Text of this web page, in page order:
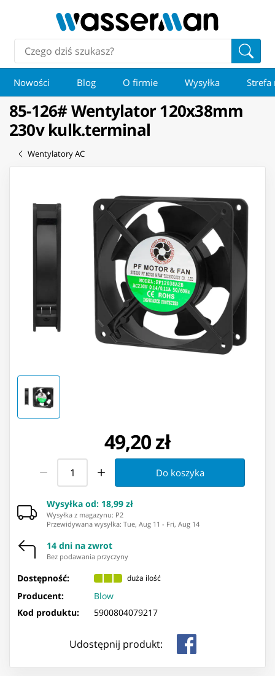
Nowości Blog O firmie Wysyłka Strefa
85-126# Wentylator 120x38mm
230v kulk.terminal
Wentylatory AC
49,20 zł
Do koszyka
Wysyłka od: 18,99 zł
Wysyłka z magazynu: ⁨P2⁩
Przewidywana wysyłka: Tue, Aug 11 - Fri, Aug 14
14 dni na zwrot
Bez podawania przyczyny
Dostępność: duża ilość
Producent:
Blow
Kod produktu:
5900804079217
Udostępnij produkt: